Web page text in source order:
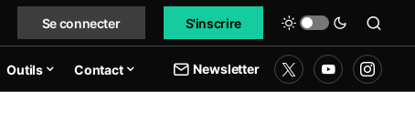
Se connecter S'inscrire
Outils Contact Newsletter